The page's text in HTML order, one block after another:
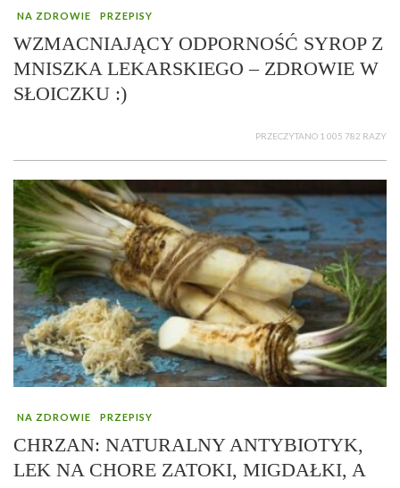
NA ZDROWIE PRZEPISY
WZMACNIAJĄCY ODPORNOŚĆ SYROP Z
MNISZKA LEKARSKIEGO – ZDROWIE W
SŁOICZKU :)
PRZECZYTANO 1 005 782 RAZY
NA ZDROWIE PRZEPISY
CHRZAN: NATURALNY ANTYBIOTYK,
LEK NA CHORE ZATOKI, MIGDAŁKI, A